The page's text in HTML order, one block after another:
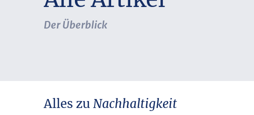
Der Überblick
Alles zuNachhaltigkeit